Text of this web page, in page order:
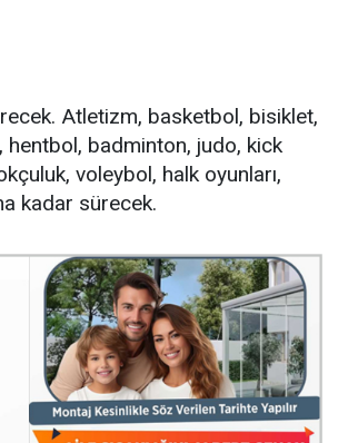
Atletizm, basketbol, bisiklet,
badminton, judo, kick
voleybol, halk oyunları,
kadar sürecek.